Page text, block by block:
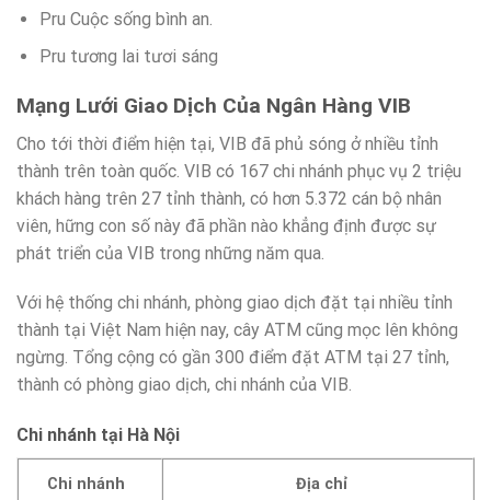
Pru Cuộc sống bình an.
Pru tương lai tươi sáng
Mạng Lưới Giao Dịch Của Ngân Hàng VIB
Cho tới thời điểm hiện tại, VIB đã phủ sóng ở nhiều tỉnh
thành trên toàn quốc. VIB có 167 chi nhánh phục vụ 2 triệu
khách hàng trên 27 tỉnh thành, có hơn 5.372 cán bộ nhân
viên, hững con số này đã phần nào khẳng định được sự
phát triển của VIB trong những năm qua.
Với hệ thống chi nhánh, phòng giao dịch đặt tại nhiều tỉnh
thành tại Việt Nam hiện nay, cây ATM cũng mọc lên không
ngừng. Tổng cộng có gần 300 điểm đặt ATM tại 27 tỉnh,
thành có phòng giao dịch, chi nhánh của VIB.
Chi nhánh tại Hà Nội
Chi nhánh Địa chỉ